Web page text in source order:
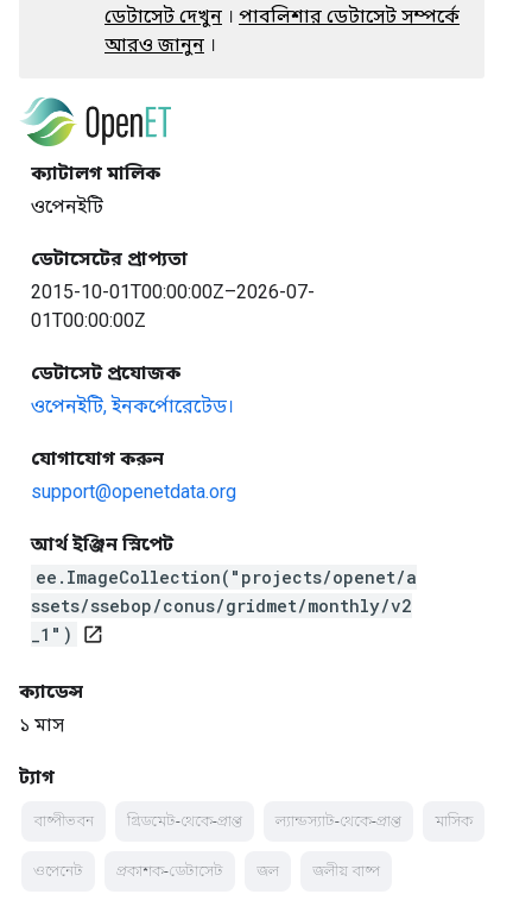
ডেটাসেট দেখুন । পাবলিশার ডেটাসেট সম্পর্কে
আরও জানুন ।
ক্যাটালগ মালিক
ওপেনইটি
ডেটাসেটের প্রাপ্যতা
2015-10-01T00:00:00Z–2026-07-
01T00:00:00Z
ডেটাসেট প্রযোজক
ওপেনইটি, ইনকর্পোরেটেড।
যোগাযোগ করুন
support@openetdata.org
আর্থ ইঞ্জিন স্নিপেট
ee.ImageCollection("projects/openet/a
ssets/ssebop/conus/gridmet/monthly/v2
_1")
open_in_new
ক্যাডেন্স
১ মাস
ট্যাগ
বাষ্পীভবন গ্রিডমেট-থেকে-প্রাপ্ত ল্যান্ডস্যাট-থেকে-প্রাপ্ত মাসিক
ওপেনেট প্রকাশক-ডেটাসেট জল জলীয় বাষ্প